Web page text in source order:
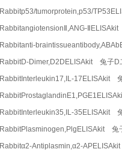
Rabbitp53/tumorprotein,p53/
RabbitangiotensionⅡ,ANG-
Rabbitanti-
RabbitD-Dimer,D2DELISAkit 兔子D
RabbitInterleukin17,IL-17ELISAkit
RabbitInterleukin35,IL-35ELISAkit
RabbitPlasminogen,PlgELISAkit 兔
Rabbitα2-Antiplasmin,α2-